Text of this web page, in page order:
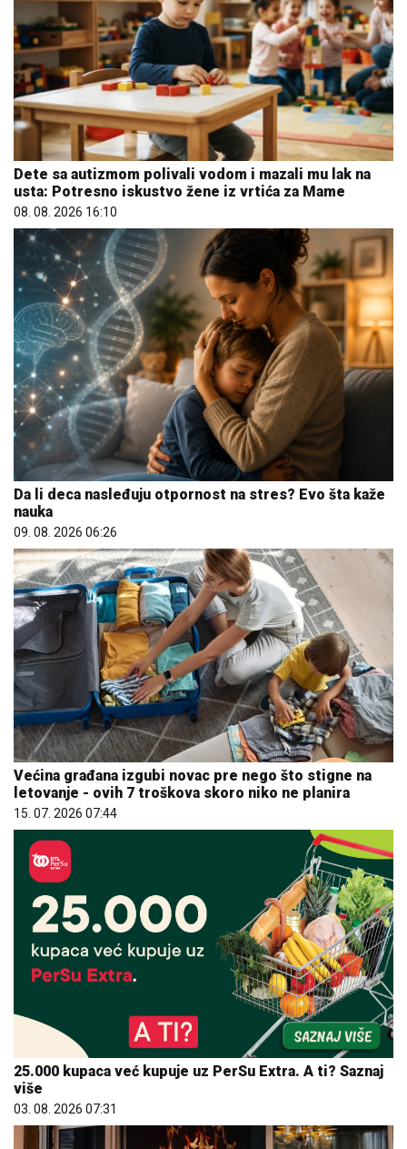
Dete sa autizmom polivali vodom i mazali mu lak na
usta: Potresno iskustvo žene iz vrtića za Mame
08. 08. 2026 16:10
Da li deca nasleđuju otpornost na stres? Evo šta kaže
nauka
09. 08. 2026 06:26
Većina građana izgubi novac pre nego što stigne na
letovanje - ovih 7 troškova skoro niko ne planira
15. 07. 2026 07:44
25.000 kupaca već kupuje uz PerSu Extra. A ti? Saznaj
više
03. 08. 2026 07:31